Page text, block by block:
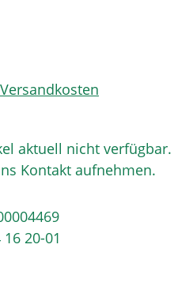
aktuell nicht verfügbar.
Kontakt aufnehmen.
16 20-01